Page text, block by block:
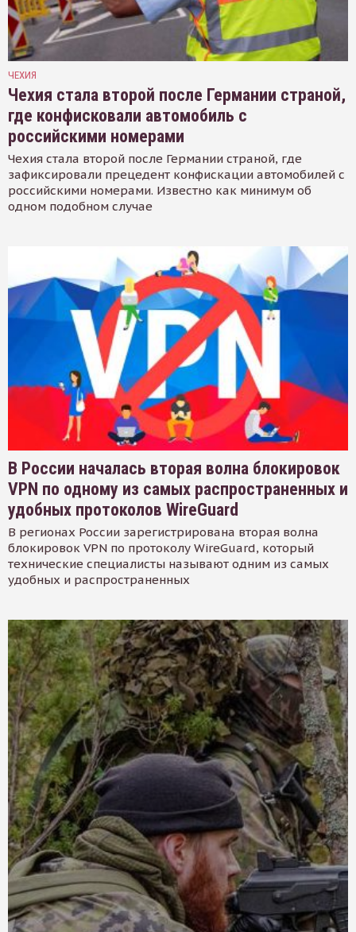
ЧЕХИЯ
Чехия стала второй после Германии страной,
где конфисковали автомобиль с
российскими номерами
Чехия стала второй после Германии страной, где
зафиксировали прецедент конфискации автомобилей с
российскими номерами. Известно как минимум об
одном подобном случае
В России началась вторая волна блокировок
VPN по одному из самых распространенных и
удобных протоколов WireGuard
В регионах России зарегистрирована вторая волна
блокировок VPN по протоколу WireGuard, который
технические специалисты называют одним из самых
удобных и распространенных